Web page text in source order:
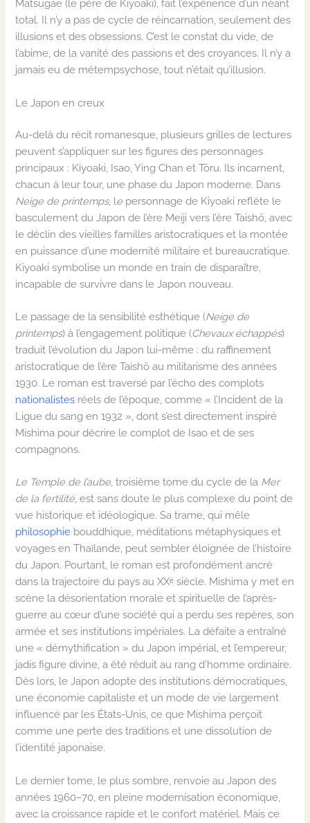
Matsugae (le père de Kiyoaki), fait l’expérience d’un néant
total. Il n’y a pas de cycle de réincarnation, seulement des
illusions et des obsessions. C’est le constat du vide, de
l’abime, de la vanité des passions et des croyances. Il n’y a
jamais eu de métempsychose, tout n’était qu’illusion.
Le Japon en creux
Au-delà du récit romanesque, plusieurs grilles de lectures
peuvent s’appliquer sur les figures des personnages
principaux : Kiyoaki, Isao, Ying Chan et Tōru. Ils incarnent,
chacun à leur tour, une phase du Japon moderne. Dans
Neige de printemps, le personnage de Kiyoaki reflète le
basculement du Japon de l’ère Meiji vers l’ère Taishō, avec
le déclin des vieilles familles aristocratiques et la montée
en puissance d’une modernité militaire et bureaucratique.
Kiyoaki symbolise un monde en train de disparaître,
incapable de survivre dans le Japon nouveau.
Le passage de la sensibilité esthétique (Neige de
printemps) à l’engagement politique (Chevaux échappés)
traduit l’évolution du Japon lui-même : du raffinement
aristocratique de l’ère Taishō au militarisme des années
1930. Le roman est traversé par l’écho des complots
nationalistes réels de l’époque, comme « l’Incident de la
Ligue du sang en 1932 », dont s’est directement inspiré
Mishima pour décrire le complot de Isao et de ses
compagnons.
Le Temple de l’aube , troisième tome du cycle de la Mer
de la fertilité , est sans doute le plus complexe du point de
vue historique et idéologique. Sa trame, qui mêle
philosophie bouddhique, méditations métaphysiques et
voyages en Thaïlande, peut sembler éloignée de l’histoire
du Japon. Pourtant, le roman est profondément ancré
dans la trajectoire du pays au XXᵉ siècle. Mishima y met en
scène la désorientation morale et spirituelle de l’après-
guerre au cœur d’une société qui a perdu ses repères, son
armée et ses institutions impériales. La défaite a entraîné
une « démythification » du Japon impérial, et l’empereur,
jadis figure divine, a été réduit au rang d’homme ordinaire.
Dès lors, le Japon adopte des institutions démocratiques,
une économie capitaliste et un mode de vie largement
influencé par les États-Unis, ce que Mishima perçoit
comme une perte des traditions et une dissolution de
l’identité japonaise.
Le dernier tome, le plus sombre, renvoie au Japon des
années 1960–70, en pleine modernisation économique,
avec la croissance rapide et le confort matériel. Mais ce